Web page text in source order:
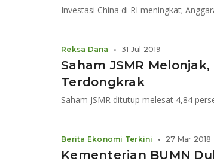
Saham JSMR
Terdongkrak
Saham JSMR ditutup melesat 4,84
Reksa Dana • 31 Jul 2019
Kementerian BUMN
Berita Ekonomi Terkini • 27 Mar 2018